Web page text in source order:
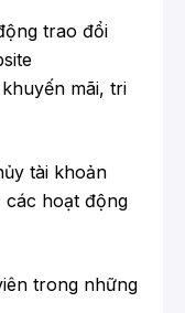
trao đổi
mãi, tri
tài khoản
các hoạt động
trong những